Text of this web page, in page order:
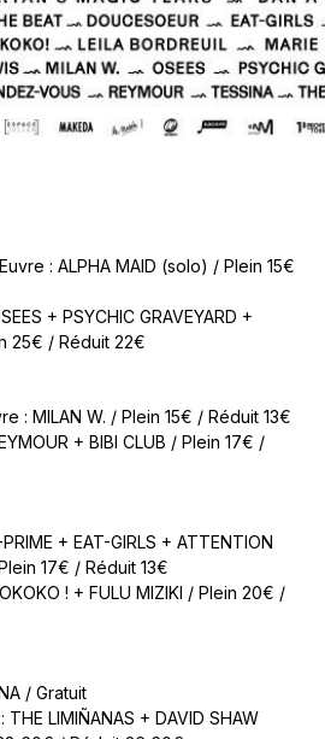
: ALPHA MAID (solo) / Plein 15€
+ PSYCHIC GRAVEYARD +
25€ / Réduit 22€
: MILAN W. / Plein 15€ / Réduit 13€
+ BIBI CLUB / Plein 17€ /
+ EAT-GIRLS + ATTENTION
17€ / Réduit 13€
! + FULU MIZIKI / Plein 20€ /
/ Gratuit
LIMIÑANAS + DAVID SHAW